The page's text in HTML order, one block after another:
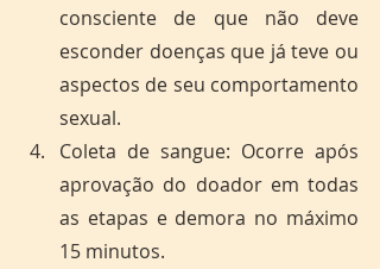
consciente de que não deve
esconder doenças que já teve ou
aspectos de seu comportamento
sexual.
Coleta de sangue: Ocorre após
aprovação do doador em todas
as etapas e demora no máximo
15 minutos.